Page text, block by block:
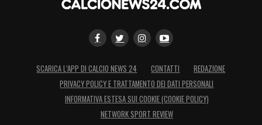
SCARICA L’APP DI CALCIO NEWS 24 CONTATTI
REDAZIONE
PRIVACY POLICY E TRATTAMENTO DEI DATI PERSONALI
INFORMATIVA ESTESA SUI COOKIE (COOKIE POLICY)
NETWORK SPORT REVIEW